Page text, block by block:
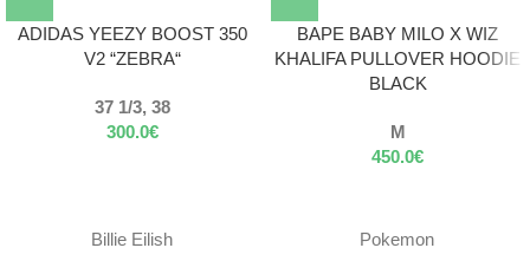
ADIDAS YEEZY BOOST 350
V2 “ZEBRA“
37 1/3, 38
300.0€
BAPE BABY MILO X WIZ
KHALIFA PULLOVER HOODIE
BLACK
M
450.0€
Billie Eilish Pokemon